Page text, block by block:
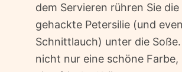
dem Servieren rühren Sie
gehackte Petersilie (und
Schnittlauch) unter die
nicht nur eine schöne Farbe,